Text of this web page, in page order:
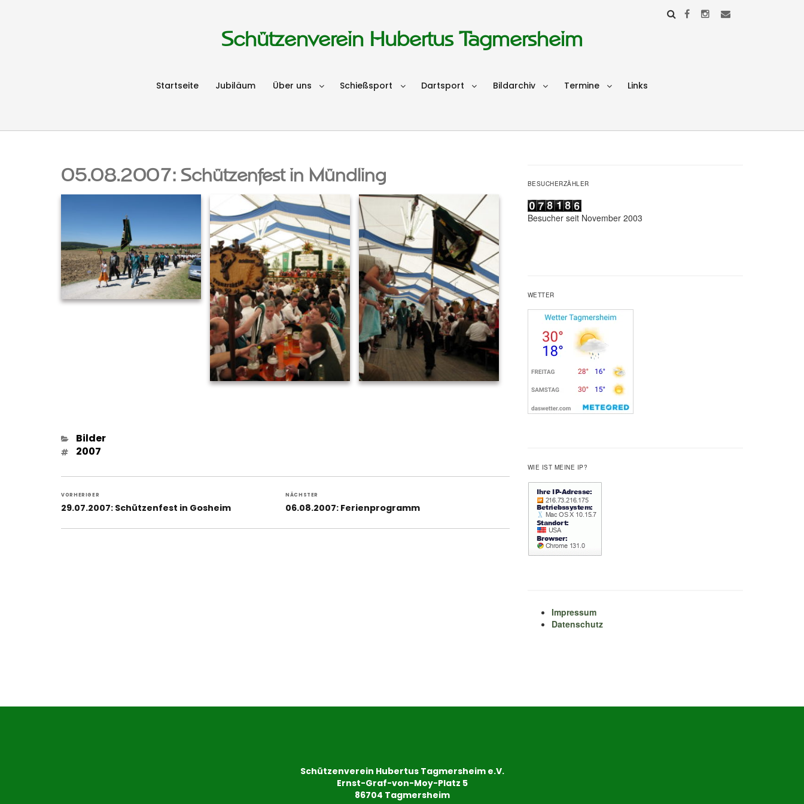
Schützenverein Hubertus Tagmersheim
Startseite Jubiläum Über uns Schießsport Dartsport Bildarchiv Termine Links
05.08.2007: Schützenfest in Mündling
Kategorien
Bilder
Schlagwörter
2007
VORHERIGER
Vorheriger
29.07.2007: Schützenfest in Gosheim
NÄCHSTER
Nächster
06.08.2007: Ferienprogramm
BESUCHERZÄHLER
Besucher seit November 2003
WETTER
WIE IST MEINE IP?
Impressum
Datenschutz
Schützenverein Hubertus Tagmersheim e.V.
Ernst-Graf-von-Moy-Platz 5
86704 Tagmersheim